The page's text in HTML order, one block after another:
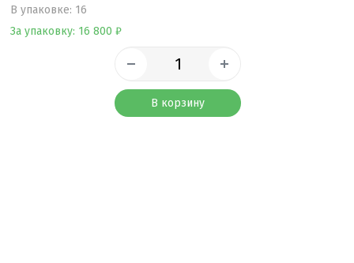
B упаковке: 16
За упаковку: 16 800 ₽
В корзину